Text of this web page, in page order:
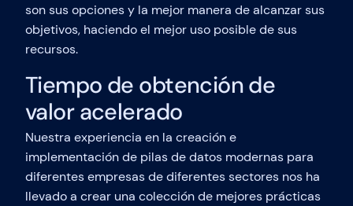
son sus opciones y la mejor manera de alcanzar sus
objetivos, haciendo el mejor uso posible de sus
recursos.
Tiempo de obtención de
valor acelerado
Nuestra experiencia en la creación e
implementación de pilas de datos modernas para
diferentes empresas de diferentes sectores nos ha
llevado a crear una colección de mejores prácticas